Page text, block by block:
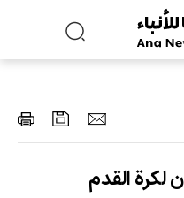
لكرة القدم